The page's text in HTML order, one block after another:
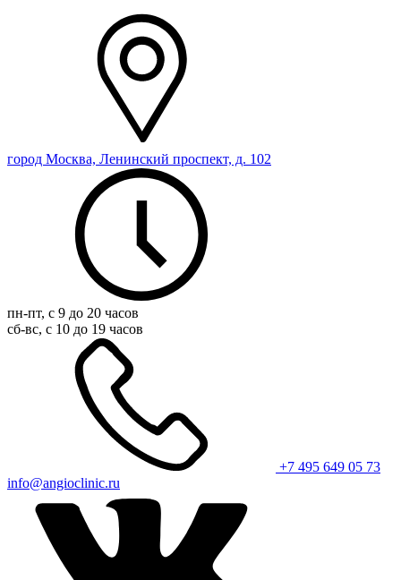
город Москва, Ленинский проспект, д. 102
пн-пт, с 9 до 20 часов
сб-вс, с 10 до 19 часов
+7 495 649 05 73
info@angioclinic.ru